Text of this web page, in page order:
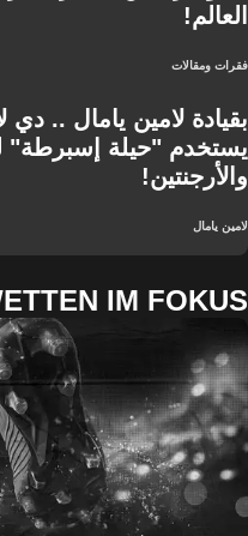
العالم!
فقرات ومقالات
بقيادة لامين يامال .. دي
يستخدم "حيلة إسبرطة"
والأرجنتين!
لامين يامال
IM FOKUS